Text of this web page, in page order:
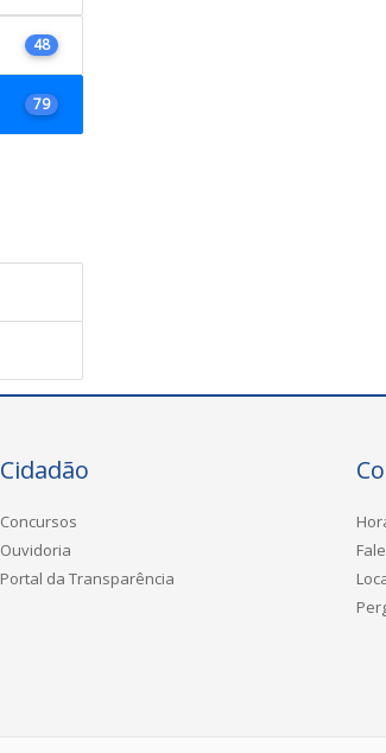
48
79
Cidadão
Concursos
Ouvidoria
Portal da Transparência